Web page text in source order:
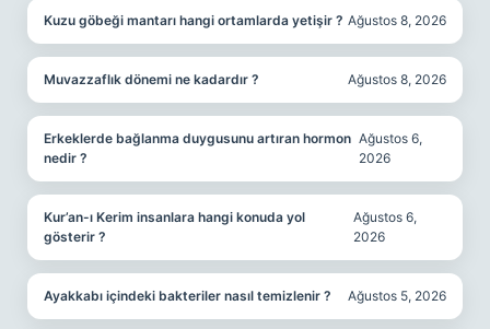
Kuzu göbeği mantarı hangi ortamlarda yetişir ? Ağustos 8, 2026
Muvazzaflık dönemi ne kadardır ? Ağustos 8, 2026
Erkeklerde bağlanma duygusunu artıran hormon
nedir ?
Ağustos 6,
2026
Kur’an-ı Kerim insanlara hangi konuda yol
gösterir ?
Ağustos 6,
2026
Ayakkabı içindeki bakteriler nasıl temizlenir ? Ağustos 5, 2026